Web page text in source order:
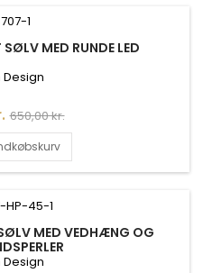
MED RUNDE LED
Design
Normalpris
650,00 kr.
MED VEDHÆNG OG
Design